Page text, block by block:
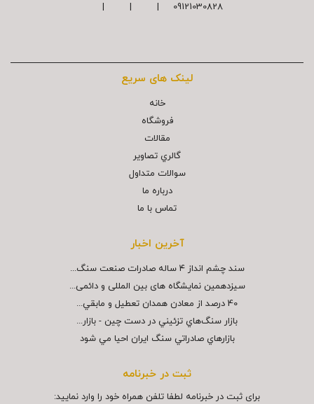
09121030828 | | |
لینک های سریع
خانه
فروشگاه
مقالات
گالري تصاوير
سوالات متداول
درباره ما
تماس با ما
آخرین اخبار
سند چشم انداز ۴ ساله صادرات صنعت سنگ...
سیزدهمین نمایشگاه های بین المللی و دائمی...
40 درصد از معادن همدان تعطيل و مابقي...
بازار سنگ‌هاي تزئيني در دست چين - بازار...
بازارهاي صادراتي سنگ ايران احيا مي شود
ثبت در خبرنامه
برای ثبت در خبرنامه لطفا تلفن همراه خود را وارد نمایید: